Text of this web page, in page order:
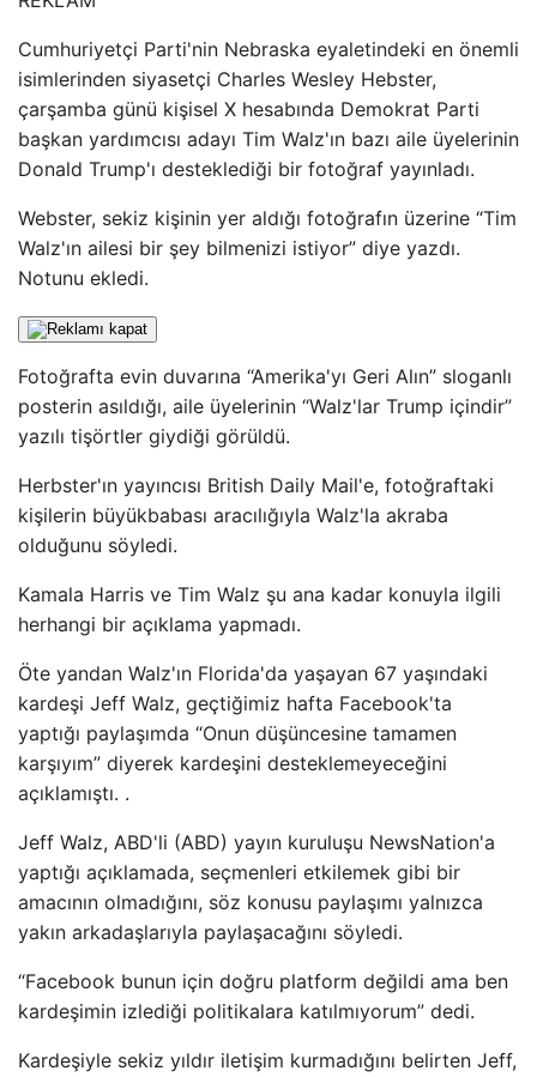
Cumhuriyetçi Parti'nin Nebraska eyaletindeki en önemli
isimlerinden siyasetçi Charles Wesley Hebster,
çarşamba günü kişisel X hesabında Demokrat Parti
başkan yardımcısı adayı Tim Walz'ın bazı aile üyelerinin
Donald Trump'ı desteklediği bir fotoğraf yayınladı.
Webster, sekiz kişinin yer aldığı fotoğrafın üzerine “Tim
Walz'ın ailesi bir şey bilmenizi istiyor” diye yazdı.
Notunu ekledi.
Fotoğrafta evin duvarına “Amerika'yı Geri Alın” sloganlı
posterin asıldığı, aile üyelerinin “Walz'lar Trump içindir”
yazılı tişörtler giydiği görüldü.
Herbster'ın yayıncısı British Daily Mail'e, fotoğraftaki
kişilerin büyükbabası aracılığıyla Walz'la akraba
olduğunu söyledi.
Kamala Harris ve Tim Walz şu ana kadar konuyla ilgili
herhangi bir açıklama yapmadı.
Öte yandan Walz'ın Florida'da yaşayan 67 yaşındaki
kardeşi Jeff Walz, geçtiğimiz hafta Facebook'ta
yaptığı paylaşımda “Onun düşüncesine tamamen
karşıyım” diyerek kardeşini desteklemeyeceğini
açıklamıştı. .
Jeff Walz, ABD'li (ABD) yayın kuruluşu NewsNation'a
yaptığı açıklamada, seçmenleri etkilemek gibi bir
amacının olmadığını, söz konusu paylaşımı yalnızca
yakın arkadaşlarıyla paylaşacağını söyledi.
“Facebook bunun için doğru platform değildi ama ben
kardeşimin izlediği politikalara katılmıyorum” dedi.
Kardeşiyle sekiz yıldır iletişim kurmadığını belirten Jeff,